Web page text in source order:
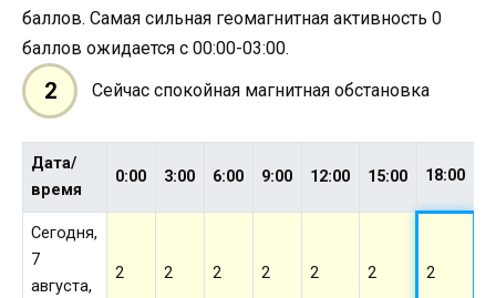
баллов. Самая сильная геомагнитная активность 0
баллов ожидается с 00:00-03:00.
2 Сейчас спокойная магнитная обстановка
Дата/
время
0:00 3:00 6:00 9:00 12:00 15:00 18:00
Сегодня,
7
августа,
2 2 2 2 2 2 2